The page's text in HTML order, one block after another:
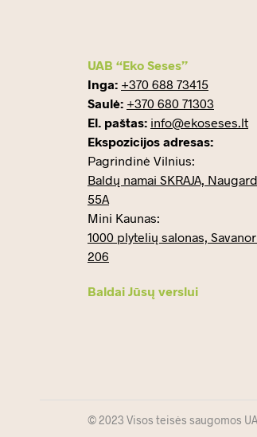
UAB “Eko Seses”
Inga: +370 688 73415
Saulė: +370 680 71303
El. paštas: info@ekoseses.lt
Ekspozicijos adresas:
Pagrindinė Vilnius:
Baldų namai SKRAJA,
55A
Mini Kaunas:
1000 plytelių salonas,
206
Baldai Jūsų verslui
© 2023 Visos teisės saugomos